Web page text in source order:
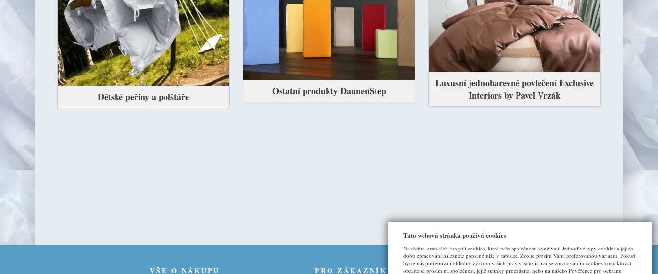
Dětské peřiny a polštáře Ostatní produkty DaunenStep
Luxusní jednobarevné povlečení Exclusive
Interiors by Pavel Vrzák
VŠE O NÁKUPU PRO ZÁKAZNÍKY DALŠÍ ODKAZY
Tato webová stránka používá cookies
Na těchto stránkách fungují cookies, které naše společnosti využívají. Jednotlivé typy cookies a jejich
dobu zpracování naleznete popsané níže v tabulce. Zvolte prosím Vámi preferovanou variantu. Pokud
byste nás potřebovali ohledně výkonu vašich práv v souvislosti se zpracováním cookies kontaktovat,
obraťte se prosím na společnost, jejíž stránky procházíte, nebo na našeho Pověřence pro ochranu